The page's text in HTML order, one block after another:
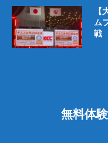
ム
戦
無料体